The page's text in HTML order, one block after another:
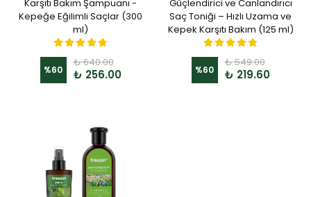
Karşıtı Bakım Şampuanı -
Kepeğe Eğilimli Saçlar (300
ml)
%60
₺ 640.00
₺ 256.00
Güçlendirici ve Canlandırıcı
Saç Toniği – Hızlı Uzama ve
Kepek Karşıtı Bakım (125 ml)
%60
₺ 549.00
₺ 219.60